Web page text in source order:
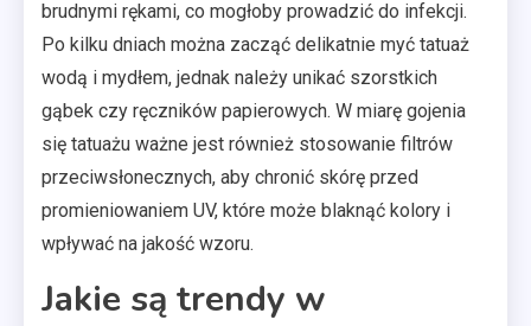
brudnymi rękami, co mogłoby prowadzić do infekcji.
Po kilku dniach można zacząć delikatnie myć tatuaż
wodą i mydłem, jednak należy unikać szorstkich
gąbek czy ręczników papierowych. W miarę gojenia
się tatuażu ważne jest również stosowanie filtrów
przeciwsłonecznych, aby chronić skórę przed
promieniowaniem UV, które może blaknąć kolory i
wpływać na jakość wzoru.
Jakie są trendy w